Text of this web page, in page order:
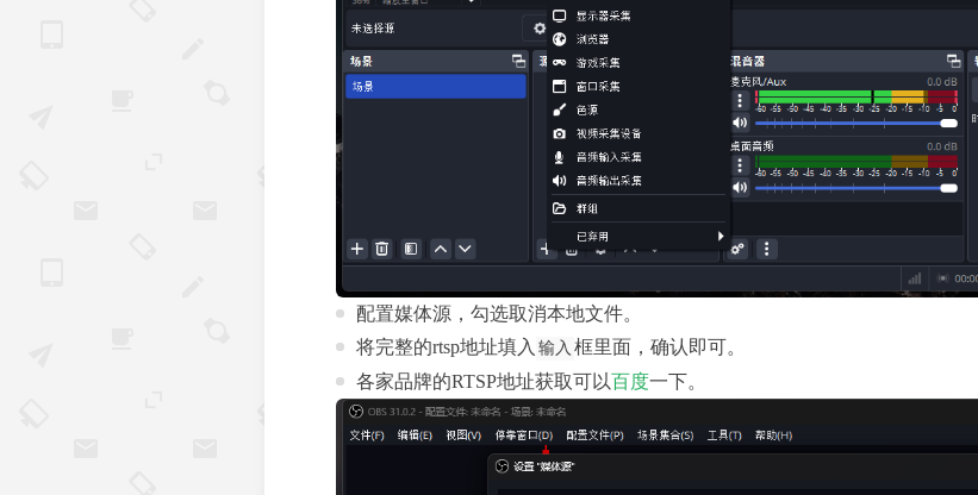
配置媒体源，勾选取消本地文件。
将完整的rtsp地址填入 输入 框里面，确认即可。
各家品牌的RTSP地址获取可以百度一下。